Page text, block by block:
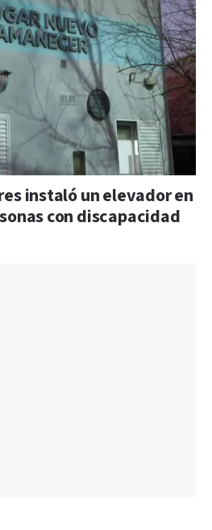
instaló un elevador en
con discapacidad